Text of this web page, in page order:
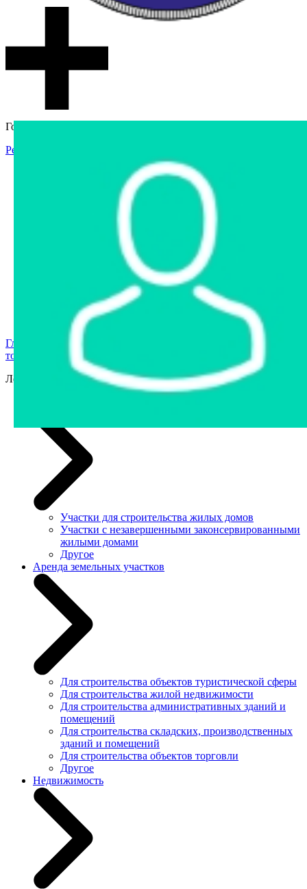
Гостевой доступ
Регистрация
Интернет-магазин
Интернет-витрина
Арестованное имущество
Реестр несостоявшихся торгов
Реестр переоценок
Государственное имущество
Главная страница
торгов
Транспорт
Легковые автомобили
Участки для строительства жилых домов
Участки с незавершенными законсервированными
жилыми домами
Другое
Аренда земельных участков
Для строительства объектов туристической сферы
Для строительства жилой недвижимости
Для строительства административных зданий и
помещений
Для строительства складских, производственных
зданий и помещений
Для строительства объектов торговли
Другое
Недвижимость